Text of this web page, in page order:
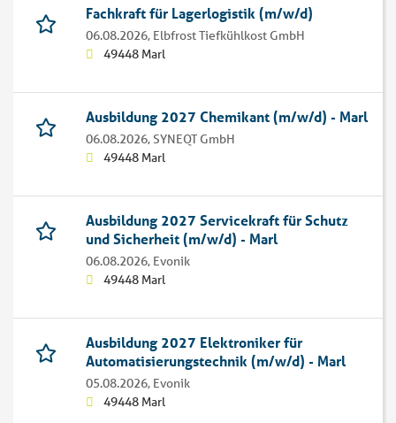
Fachkraft für Lagerlogistik (m/w/d)
06.08.2026, Elbfrost Tiefkühlkost GmbH
49448 Marl
Ausbildung 2027 Chemikant (m/w/d) - Marl
06.08.2026,SYNEQT GmbH
49448 Marl
Ausbildung 2027 Servicekraft für Schutz
und Sicherheit (m/w/d) - Marl
06.08.2026, Evonik
49448 Marl
Ausbildung 2027 Elektroniker für
Automatisierungstechnik (m/w/d) - Marl
05.08.2026, Evonik
49448 Marl